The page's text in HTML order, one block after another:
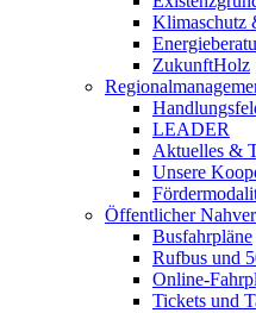
Klimaschutz
ZukunftHolz
LEADER
Aktuelles &
Unsere
Öffentlicher
Busfahrpläne
Rufbus und
Online-
Tickets und